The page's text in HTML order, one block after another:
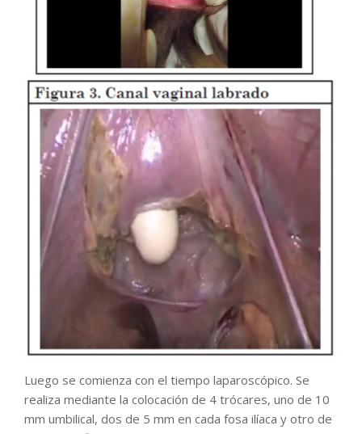
Luego se comienza con el tiempo laparoscópico. Se
realiza mediante la colocación de 4 trócares, uno de 10
mm umbilical, dos de 5 mm en cada fosa ilíaca y otro de